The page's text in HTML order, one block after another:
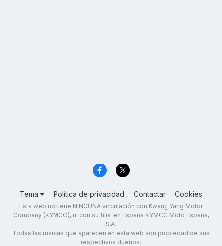
Tema Política de privacidad Contactar Cookies
Esta web no tiene NINGUNA vinculación con Kwang Yang Motor
Company (KYMCO), ni con su filial en España KYMCO Moto España,
S.A.
Todas las marcas que aparecen en esta web son propiedad de sus
respectivos dueños.